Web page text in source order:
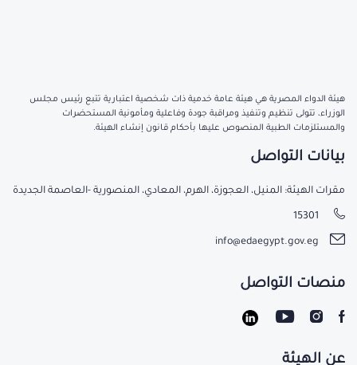
هيئة الدواء المصرية هي هيئة عامة خدمية ذات شخصية اعتبارية تتبع رئيس مجلس
الوزراء، تتولى تنظيم وتنفيذ ومراقبة جودة وفاعلية ومأمونية المستحضرات
والمستلزمات الطبية المنصوص عليها بأحكام قانون إنشاء الهيئة.
عن الهيئة
بيانات التواصل
مقرات الهيئة: المنيل، العجوزة، الهرم، المعادي، المنصورية -العاصمة الجديدة
15301
info@edaegypt.gov.eg
منصات التواصل